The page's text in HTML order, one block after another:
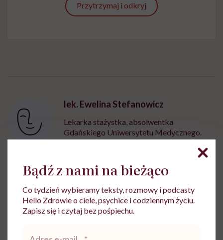
Przytrzymaj i odkryj
lek. Ewelina Stefanowicz
Lekarka stażystka, absolwentka
Gdańskiego Uniwersytetu Medycznego.
Mam za sobą wiele miesięcy praktyk w
licznych trójmiejskich szpitalach. Interesuję
się funkcjonowaniem ludzkiego organizmu
zarówno od jego fizycznej, jak i psychicznej
Zobacz profil
Bądź z nami na bieżąco
Co tydzień wybieramy teksty, rozmowy i podcasty
Hello Zdrowie o ciele, psychice i codziennym życiu.
Zapisz się i czytaj bez pośpiechu.